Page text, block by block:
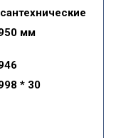
мм
* 30